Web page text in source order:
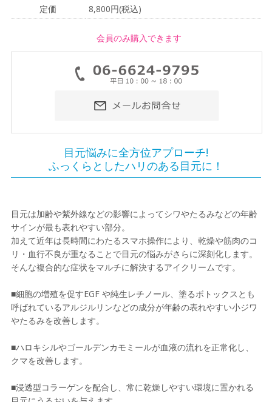
定価 8,800円(税込)
会員のみ購入できます
目元悩みに全方位アプローチ!
ふっくらとしたハリのある目元に！
目元は加齢や紫外線などの影響によってシワやたるみなどの年齢
サインが最も表れやすい部分。
加えて近年は長時間にわたるスマホ操作により、乾燥や筋肉のコ
リ・血行不良が重なることで目元の悩みがさらに深刻化します。
そんな複合的な症状をマルチに解決するアイクリームです。
■細胞の増殖を促すEGF や純生レチノール、塗るボトックスとも
呼ばれているアルジルリンなどの成分が年齢の表れやすい小ジワ
やたるみを改善します。
■ハロキシルやゴールデンカモミールが血液の流れを正常化し、
クマを改善します。
■浸透型コラーゲンを配合し、常に乾燥しやすい環境に置かれる